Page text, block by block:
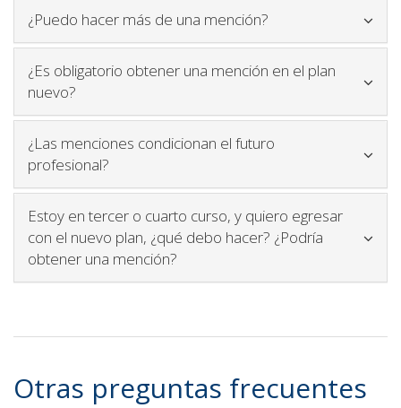
¿Puedo hacer más de una mención? Icono para plegar
¿Es obligatorio obtener una mención en el plan
nuevo?
¿Las menciones condicionan el futuro
profesional? Icono para plegar y desplegar contenido
Estoy en tercer o cuarto curso, y quiero egresar
con el nuevo plan, ¿qué debo hacer? ¿Podría
obtener una mención?
Otras preguntas frecuentes